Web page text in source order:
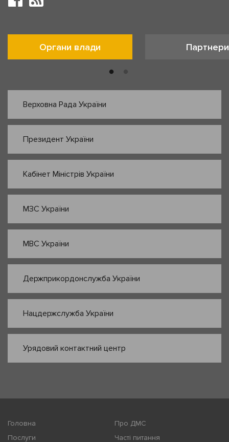
Органи влади Партнери
Верховна Рада України
Президент України
Кабінет Міністрів України
МЗС України
МВС України
Держприкордонслужба України
Нацдержслужба України
Урядовий контактний центр
Головна
Про ДМС
Послуги
Часті питання